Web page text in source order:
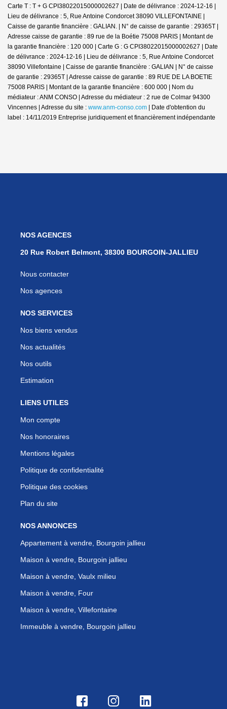
Carte T : T + G CPI38022015000002627 | Date de délivrance : 2024-12-16 |
Lieu de délivrance : 5, Rue Antoine Condorcet 38090 VILLEFONTAINE |
Caisse de garantie financière : GALIAN. | N° de caisse de garantie : 29365T |
Adresse caisse de garantie : 89 rue de la Boétie 75008 PARIS | Montant de
la garantie financière : 120 000 | Carte G : G CPI38022015000002627 | Date
de délivrance : 2024-12-16 | Lieu de délivrance : 5, Rue Antoine Condorcet
38090 Villefontaine | Caisse de garantie financière : GALIAN | N° de caisse
de garantie : 29365T | Adresse caisse de garantie : 89 RUE DE LA BOETIE
75008 PARIS | Montant de la garantie financière : 600 000 | Nom du
médiateur : ANM CONSO | Adresse du médiateur : 2 rue de Colmar 94300
Vincennes | Adresse du site : www.anm-conso.com | Date d'obtention du
label : 14/11/2019 Entreprise juridiquement et financièrement indépendante
NOS AGENCES
20 Rue Robert Belmont, 38300 BOURGOIN-JALLIEU
Nous contacter
Nos agences
NOS SERVICES
Nos biens vendus
Nos actualités
Nos outils
Estimation
LIENS UTILES
Mon compte
Nos honoraires
Mentions légales
Politique de confidentialité
Politique des cookies
Plan du site
NOS ANNONCES
Appartement à vendre, Bourgoin jallieu
Maison à vendre, Bourgoin jallieu
Maison à vendre, Vaulx milieu
Maison à vendre, Four
Maison à vendre, Villefontaine
Immeuble à vendre, Bourgoin jallieu